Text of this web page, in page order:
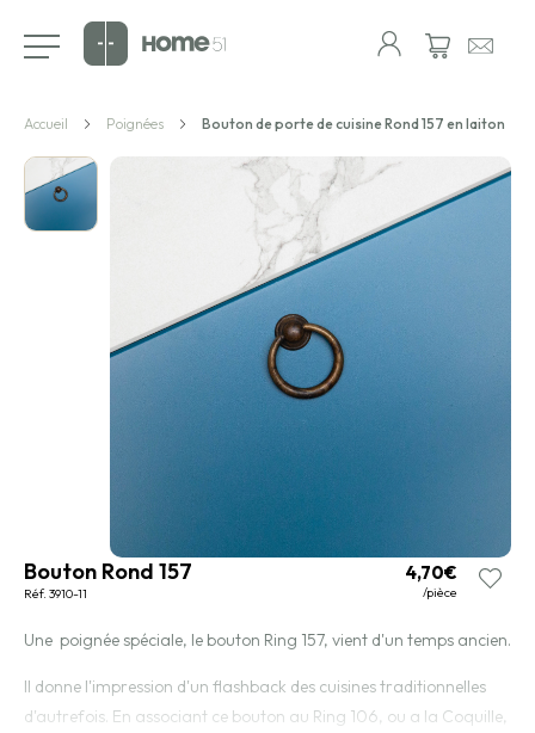
Je suis particulier
Je suis professionnel
Accueil Poignées Bouton de porte de cuisine Rond 157 en laiton
Bouton Rond 157
Réf. 3910-11
4,70€
/pièce
Une poignée spéciale, le bouton Ring 157, vient d'un temps ancien.
Il donne l'impression d'un flashback des cuisines traditionnelles
d'autrefois. En associant ce bouton au Ring 106, ou a la Coquille,